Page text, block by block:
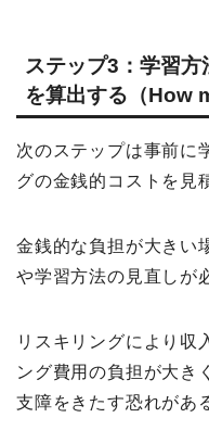
ステップ3：学習方
を算出する（How
次のステップは事前に
グの金銭的コストを見
金銭的な負担が大きい
や学習方法の見直しが
リスキリングにより収
ング費用の負担が大き
支障をきたす恐れがあ